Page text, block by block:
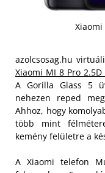
Xiaomi
azolcsosag.hu
Xiaomi MI 8 Pro
A Gorilla Glass 5
nehezen reped
Ahhoz, hogy
több mint
kemény felületre a
A Xiaomi telefon